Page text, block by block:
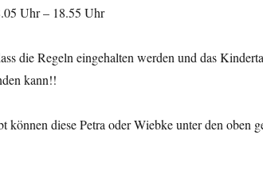
Uhr – 18.55 Uhr
die Regeln eingehalten werden und das
kann!!
können diese Petra oder Wiebke unter den oben